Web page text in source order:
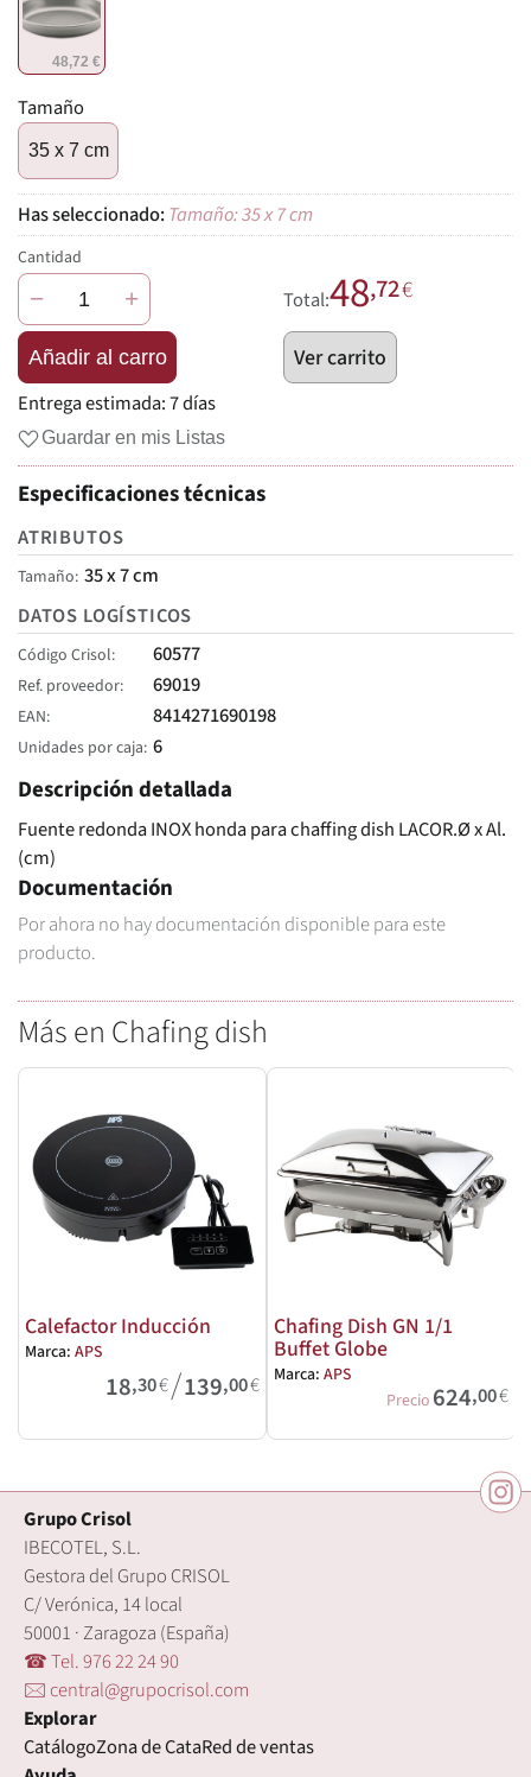
48,72 €
Tamaño
35 x 7 cm
Tamaño: 35 x 7 cm
Cantidad
− +
Añadir al carro
Total:48,72€
Ver carrito
Entrega estimada:7 días
Guardar en mis Listas
Especificaciones técnicas
ATRIBUTOS
Tamaño 35 x 7 cm
DATOS LOGÍSTICOS
Código Crisol 60577
Ref. proveedor 69019
EAN 8414271690198
Unidades por caja 6
Descripción detallada
Fuente redonda INOX honda para chaffing dish LACOR.Ø x Al.
(cm)
Documentación
Por ahora no hay documentación disponible para este
producto.
Más en Chafing dish
Calefactor Inducción
Marca: APS
18,30€/139,00€
Chafing Dish GN 1/1
Buffet Globe
Marca: APS
Precio 624,00€
Grupo Crisol
IBECOTEL, S.L.
Gestora del Grupo CRISOL
C/ Verónica, 14 local
50001 · Zaragoza (España)
☎ Tel. 976 22 24 90
🖂 central@grupocrisol.com
Explorar
CatálogoZona de CataRed de ventas